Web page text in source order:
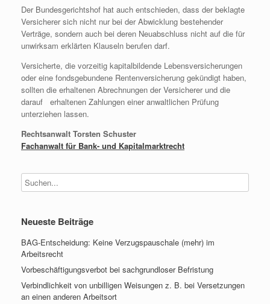
Der Bundesgerichtshof hat auch entschieden, dass der beklagte
Versicherer sich nicht nur bei der Abwicklung bestehender
Verträge, sondern auch bei deren Neuabschluss nicht auf die für
unwirksam erklärten Klauseln berufen darf.
Versicherte, die vorzeitig kapitalbildende Lebensversicherungen
oder eine fondsgebundene Rentenversicherung gekündigt haben,
sollten die erhaltenen Abrechnungen der Versicherer und die
darauf erhaltenen Zahlungen einer anwaltlichen Prüfung
unterziehen lassen.
Rechtsanwalt Torsten Schuster
Fachanwalt für Bank- und Kapitalmarktrecht
Neueste Beiträge
BAG-Entscheidung: Keine Verzugspauschale (mehr) im
Arbeitsrecht
Vorbeschäftigungsverbot bei sachgrundloser Befristung
Verbindlichkeit von unbilligen Weisungen z. B. bei Versetzungen
an einen anderen Arbeitsort